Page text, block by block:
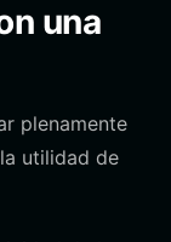
una
plenamente
utilidad de